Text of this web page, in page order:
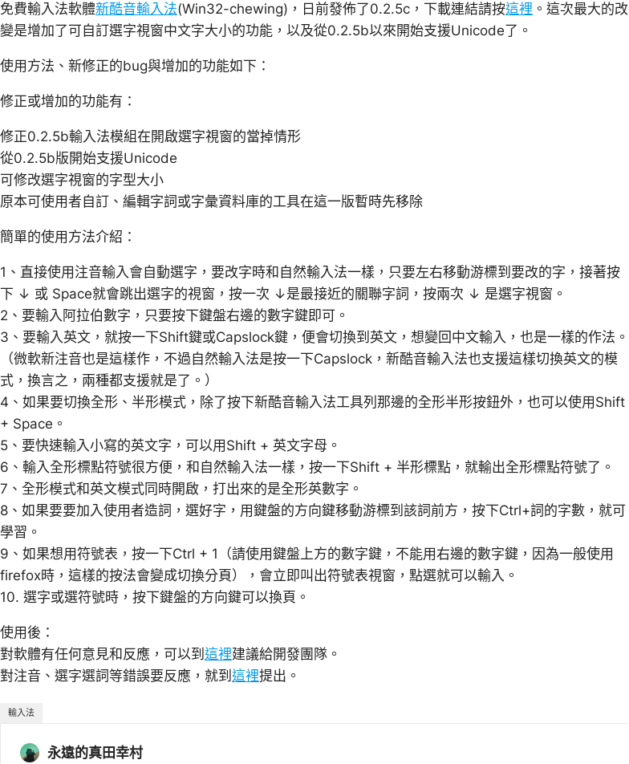
免費輸入法軟體新酷音輸入法(Win32-chewing)，日前發佈了0.2.5c，下載連結請按這裡 。這次最大的改
變是增加了可自訂選字視窗中文字大小的功能，以及從0.2.5b以來開始支援Unicode了。
使用方法、新修正的bug與增加的功能如下：
修正或增加的功能有：
修正0.2.5b輸入法模組在開啟選字視窗的當掉情形
從0.2.5b版開始支援Unicode
可修改選字視窗的字型大小
原本可使用者自訂、編輯字詞或字彙資料庫的工具在這一版暫時先移除
簡單的使用方法介紹：
1、直接使用注音輸入會自動選字，要改字時和自然輸入法一樣，只要左右移動游標到要改的字，接著按
下 ↓ 或 Space就會跳出選字的視窗，按一次 ↓是最接近的關聯字詞，按兩次 ↓ 是選字視窗。
2、要輸入阿拉伯數字，只要按下鍵盤右邊的數字鍵即可。
3、要輸入英文，就按一下Shift鍵或Capslock鍵，便會切換到英文，想變回中文輸入，也是一樣的作法。
（微軟新注音也是這樣作，不過自然輸入法是按一下Capslock，新酷音輸入法也支援這樣切換英文的模
式，換言之，兩種都支援就是了。）
4、如果要切換全形、半形模式，除了按下新酷音輸入法工具列那邊的全形半形按鈕外，也可以使用Shift
+ Space。
5、要快速輸入小寫的英文字，可以用Shift + 英文字母。
6、輸入全形標點符號很方便，和自然輸入法一樣，按一下Shift + 半形標點，就輸出全形標點符號了。
7、全形模式和英文模式同時開啟，打出來的是全形英數字。
8、如果要要加入使用者造詞，選好字，用鍵盤的方向鍵移動游標到該詞前方，按下Ctrl+詞的字數，就可
學習。
9、如果想用符號表，按一下Ctrl + 1（請使用鍵盤上方的數字鍵，不能用右邊的數字鍵，因為一般使用
firefox時，這樣的按法會變成切換分頁），會立即叫出符號表視窗，點選就可以輸入。
10. 選字或選符號時，按下鍵盤的方向鍵可以換頁。
使用後：
對軟體有任何意見和反應，可以到 這裡建議給開發團隊。
對注音、選字選詞等錯誤要反應，就到 這裡提出。
輸入法
永遠的真田幸村